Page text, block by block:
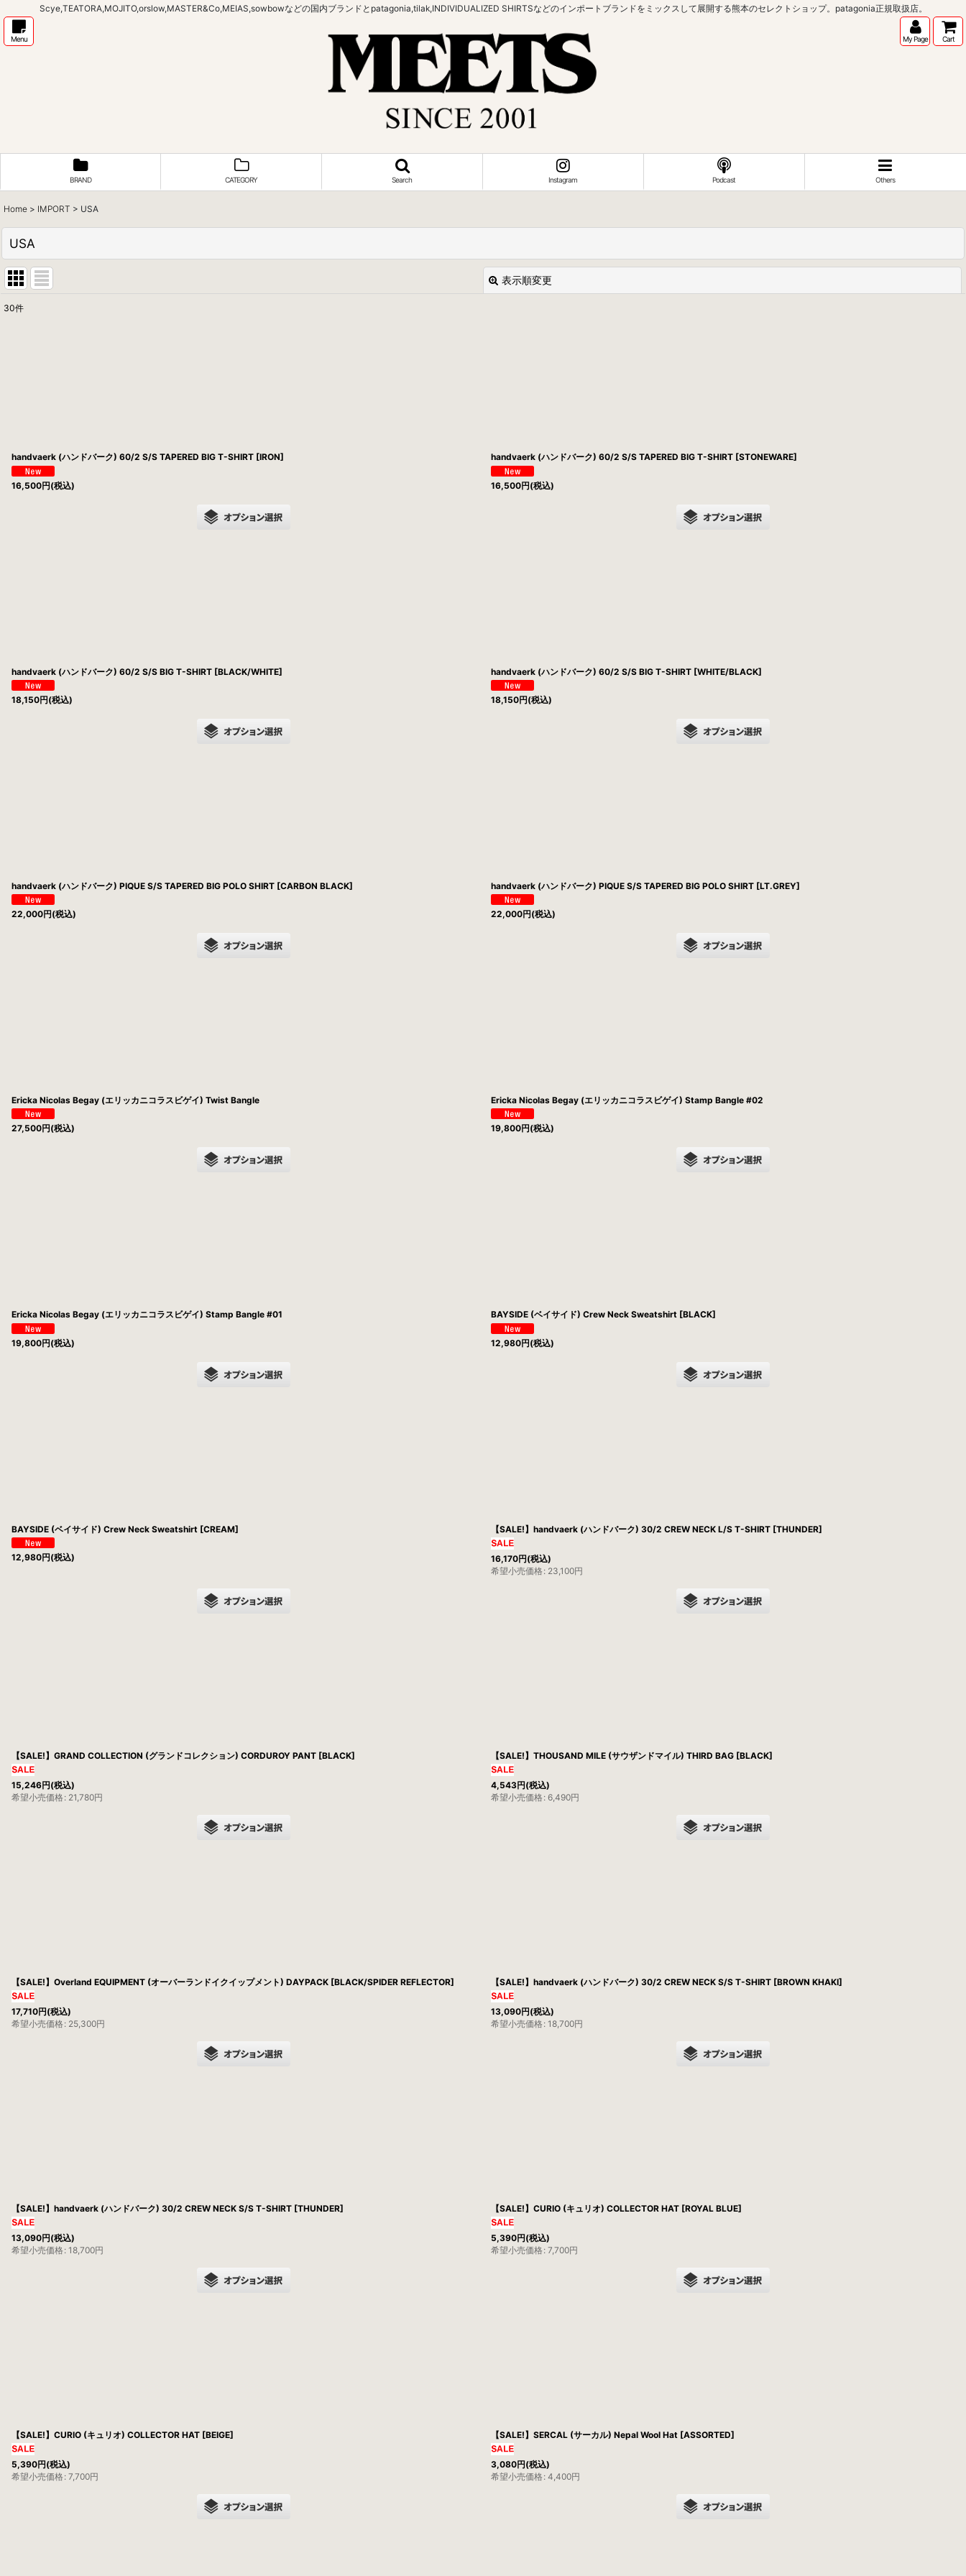
Scye,TEATORA,MOJITO,orslow,MASTER&Co,MEIAS,sowbowなどの国内ブランドとpatagonia,tilak,INDIVIDUALIZED SHIRTSなどのインポートブランドをミックスして展開する熊本のセレクトショップ。patagonia正規取扱店。
Menu My Page Cart
BRAND CATEGORY Search Instagram Podcast Others
Home > IMPORT > USA
USA
表示順変更
30件
handvaerk (ハンドバーク) 60/2 S/S TAPERED BIG T-SHIRT [IRON]
16,500円(税込)
handvaerk (ハンドバーク) 60/2 S/S TAPERED BIG T-SHIRT [STONEWARE]
16,500円(税込)
handvaerk (ハンドバーク) 60/2 S/S BIG T-SHIRT [BLACK/WHITE]
18,150円(税込)
handvaerk (ハンドバーク) 60/2 S/S BIG T-SHIRT [WHITE/BLACK]
18,150円(税込)
handvaerk (ハンドバーク) PIQUE S/S TAPERED BIG POLO SHIRT [CARBON BLACK]
22,000円(税込)
handvaerk (ハンドバーク) PIQUE S/S TAPERED BIG POLO SHIRT [LT.GREY]
22,000円(税込)
Ericka Nicolas Begay (エリッカニコラスビゲイ) Twist Bangle
27,500円(税込)
Ericka Nicolas Begay (エリッカニコラスビゲイ) Stamp Bangle #02
19,800円(税込)
Ericka Nicolas Begay (エリッカニコラスビゲイ) Stamp Bangle #01
19,800円(税込)
BAYSIDE (ベイサイド) Crew Neck Sweatshirt [BLACK]
12,980円(税込)
BAYSIDE (ベイサイド) Crew Neck Sweatshirt [CREAM]
12,980円(税込)
【SALE!】handvaerk (ハンドバーク) 30/2 CREW NECK L/S T-SHIRT [THUNDER]
16,170円(税込)
希望小売価格 : 23,100円
【SALE!】GRAND COLLECTION (グランドコレクション) CORDUROY PANT [BLACK]
15,246円(税込)
希望小売価格 : 21,780円
【SALE!】THOUSAND MILE (サウザンドマイル) THIRD BAG [BLACK]
4,543円(税込)
希望小売価格 : 6,490円
【SALE!】Overland EQUIPMENT (オーバーランドイクイップメント) DAYPACK [BLACK/SPIDER REFLECTOR]
17,710円(税込)
希望小売価格 : 25,300円
【SALE!】handvaerk (ハンドバーク) 30/2 CREW NECK S/S T-SHIRT [BROWN KHAKI]
13,090円(税込)
希望小売価格 : 18,700円
【SALE!】handvaerk (ハンドバーク) 30/2 CREW NECK S/S T-SHIRT [THUNDER]
13,090円(税込)
希望小売価格 : 18,700円
【SALE!】CURIO (キュリオ) COLLECTOR HAT [ROYAL BLUE]
5,390円(税込)
希望小売価格 : 7,700円
【SALE!】CURIO (キュリオ) COLLECTOR HAT [BEIGE]
5,390円(税込)
希望小売価格 : 7,700円
【SALE!】SERCAL (サーカル) Nepal Wool Hat [ASSORTED]
3,080円(税込)
希望小売価格 : 4,400円